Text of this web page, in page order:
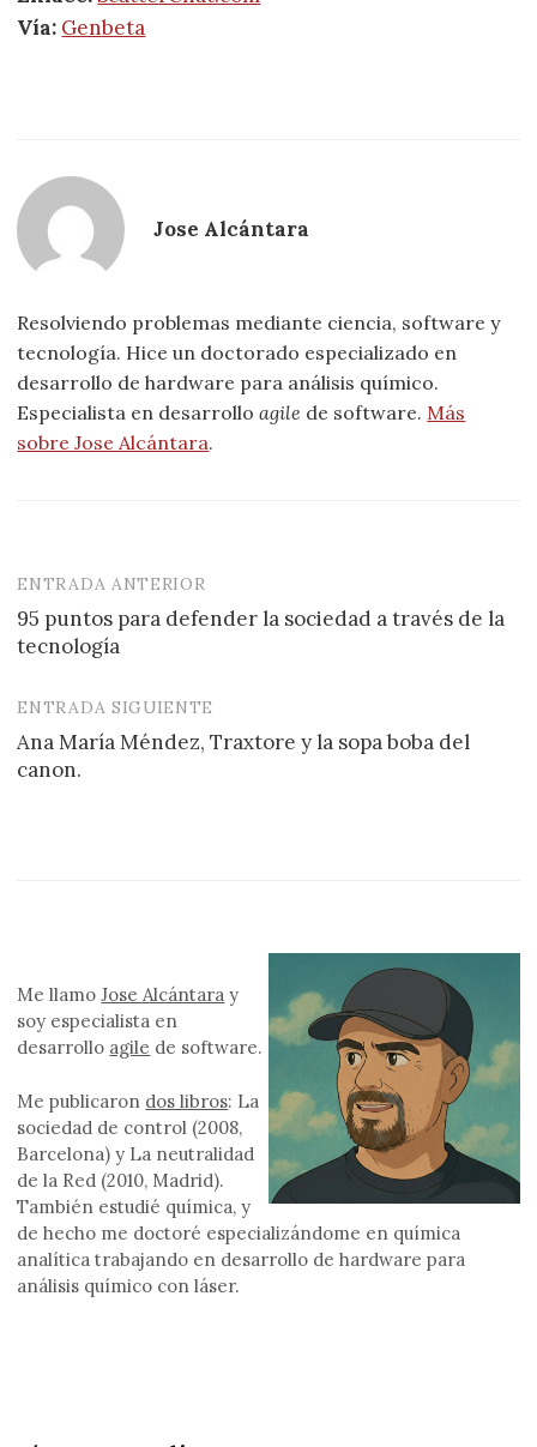
Vía: Genbeta
Jose Alcántara
Resolviendo problemas mediante ciencia, software y
tecnología. Hice un doctorado especializado en
desarrollo de hardware para análisis químico.
Especialista en desarrolloagile de software. Más
sobre Jose Alcántara.
Navegación
de
ENTRADA ANTERIOR
95 puntos para defender la sociedad a través de la
tecnología
ENTRADA SIGUIENTE
Ana María Méndez, Traxtore y la sopa boba del
canon.
Me llamoJose Alcántara y
soy especialista en
desarrollo agile de software.
Me publicaron dos libros: La
sociedad de control (2008,
Barcelona) y La neutralidad
de la Red (2010, Madrid).
También estudié química, y
de hecho me doctoré especializándome en química
analítica trabajando en desarrollo de hardware para
análisis químico con láser.